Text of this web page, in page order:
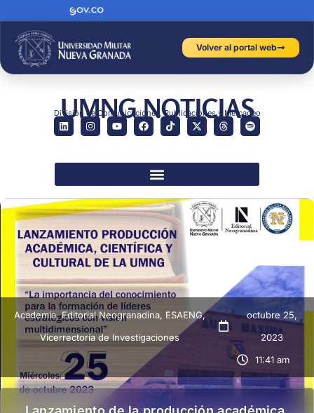
Volver al portal web
UMNG NOTICIAS
División de Comunicaciones, Publicaciones y Mercadeo
Academia,Editorial Neogranadina, ESAENG,
Vicerrectoría de Investigaciones
octubre 25,
2023
11:41 am